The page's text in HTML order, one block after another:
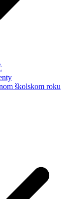
školskom roku